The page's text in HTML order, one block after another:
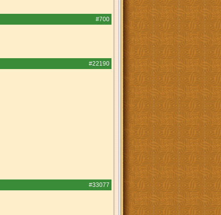
#700
#22190
#33077